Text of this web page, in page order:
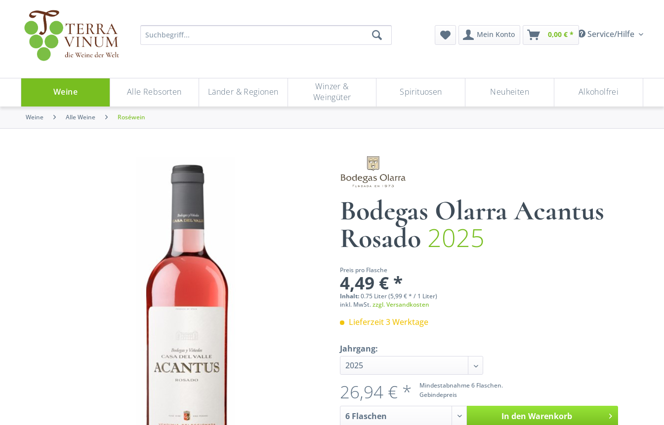
Service/Hilfe
Mein Konto 0,00 € *
Weine Alle Rebsorten Länder & Regionen
Winzer &
Weingüter
Spirituosen Neuheiten Alkoholfrei
Weine Alle Weine Roséwein
Bodegas Olarra Acantus
Rosado 2025
Preis pro Flasche
4,49 € *
Inhalt:0.75 Liter (5,99 € * / 1 Liter)
inkl. MwSt.zzgl. Versandkosten
Lieferzeit 3 Werktage
Jahrgang:
Mindestabnahme 6 Flaschen.
Gebindepreis
26,94 € *
In den Warenkorb